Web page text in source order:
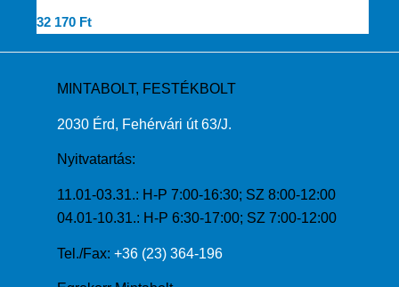
32 170 Ft
MINTABOLT, FESTÉKBOLT
2030 Érd, Fehérvári út 63/J.
Nyitvatartás:
11.01-03.31.: H-P 7:00-16:30; SZ 8:00-12:00
04.01-10.31.: H-P 6:30-17:00; SZ 7:00-12:00
Tel./Fax: +36 (23) 364-196